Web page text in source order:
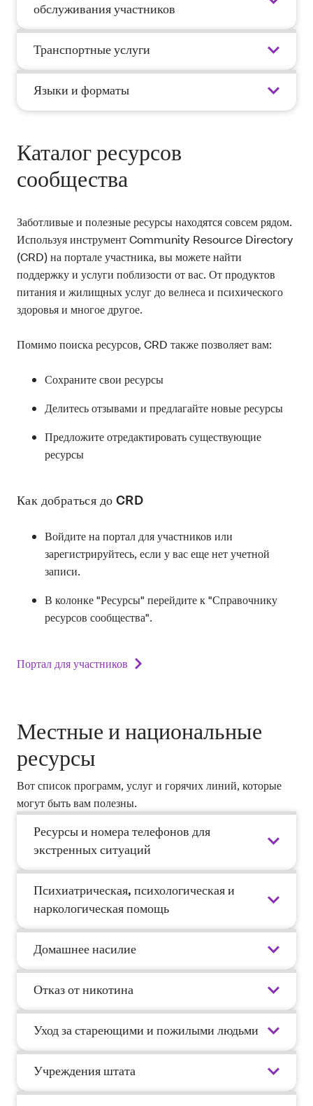
обслуживания участников
Транспортные услуги
Языки и форматы
Каталог ресурсов
сообщества
Заботливые и полезные ресурсы находятся совсем рядом.
Используя инструмент Community Resource Directory
(CRD) на портале участника, вы можете найти
поддержку и услуги поблизости от вас. От продуктов
питания и жилищных услуг до велнеса и психического
здоровья и многое другое.
Помимо поиска ресурсов, CRD также позволяет вам:
Сохраните свои ресурсы
Делитесь отзывами и предлагайте новые ресурсы
Предложите отредактировать существующие
ресурсы
Как добраться до CRD
Войдите на портал для участников или
зарегистрируйтесь, если у вас еще нет учетной
записи.
В колонке "Ресурсы" перейдите к "Справочнику
ресурсов сообщества".
Портал для участников
Местные и национальные
ресурсы
Вот список программ, услуг и горячих линий, которые
могут быть вам полезны.
Ресурсы и номера телефонов для
экстренных ситуаций
Психиатрическая, психологическая и
наркологическая помощь
Домашнее насилие
Отказ от никотина
Уход за стареющими и пожилыми людьми
Учреждения штата